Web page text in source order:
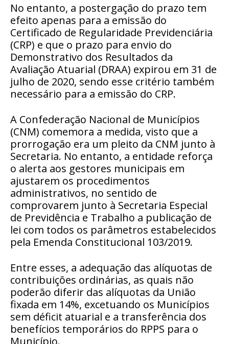
No entanto, a postergação do prazo tem
efeito apenas para a emissão do
Certificado de Regularidade Previdenciária
(CRP) e que o prazo para envio do
Demonstrativo dos Resultados da
Avaliação Atuarial (DRAA) expirou em 31 de
julho de 2020, sendo esse critério também
necessário para a emissão do CRP.
A Confederação Nacional de Municípios
(CNM) comemora a medida, visto que a
prorrogação era um pleito da CNM junto à
Secretaria. No entanto, a entidade reforça
o alerta aos gestores municipais em
ajustarem os procedimentos
administrativos, no sentido de
comprovarem junto à Secretaria Especial
de Previdência e Trabalho a publicação de
lei com todos os parâmetros estabelecidos
pela Emenda Constitucional 103/2019.
Entre esses, a adequação das alíquotas de
contribuições ordinárias, as quais não
poderão diferir das alíquotas da União
fixada em 14%, excetuando os Municípios
sem déficit atuarial e a transferência dos
benefícios temporários do RPPS para o
Município.